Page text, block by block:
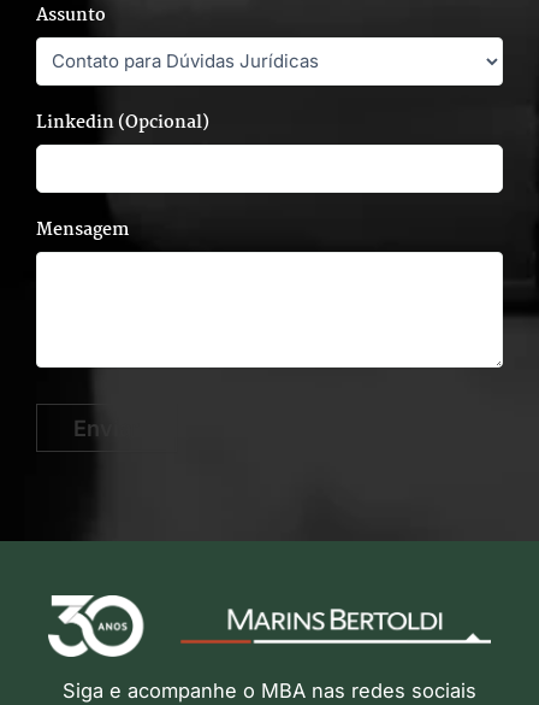
Assunto
Linkedin (Opcional)
Mensagem
Enviar
Siga e acompanhe o MBA nas redes sociais